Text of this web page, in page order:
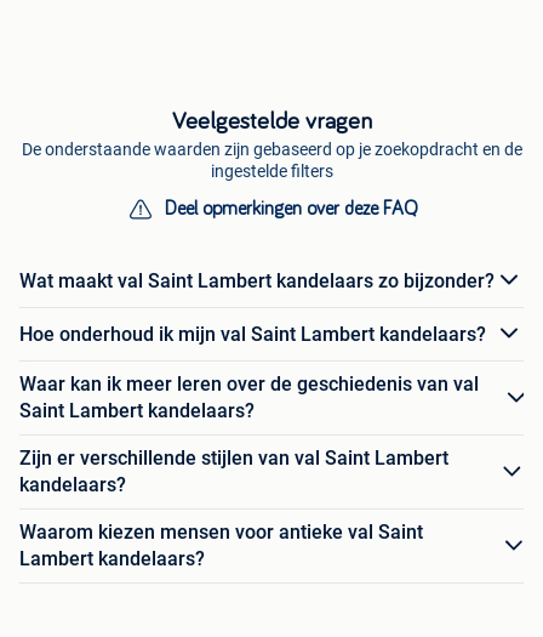
Veelgestelde vragen
De onderstaande waarden zijn gebaseerd op je zoekopdracht en de
ingestelde filters
Deel opmerkingen over deze FAQ
Wat maakt val Saint Lambert kandelaars zo bijzonder?
Hoe onderhoud ik mijn val Saint Lambert kandelaars?
Waar kan ik meer leren over de geschiedenis van val
Saint Lambert kandelaars?
Zijn er verschillende stijlen van val Saint Lambert
kandelaars?
Waarom kiezen mensen voor antieke val Saint
Lambert kandelaars?